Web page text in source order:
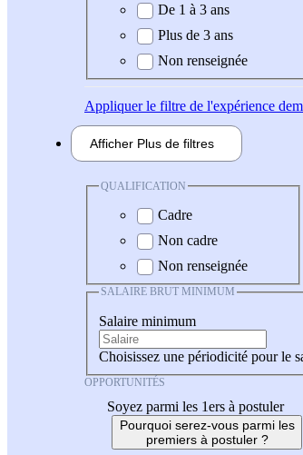
De 1 à 3 ans
Plus de 3 ans
Non renseignée
Appliquerle filtre de l'expérience
Afficher Plus de filtres
QUALIFICATION
Cadre
Non cadre
Non renseignée
SALAIRE BRUT MINIMUM
Salaire minimum
Choisissez une périodicité pour le
OPPORTUNITÉS
Soyez parmi les 1ers à postuler
Pourquoi serez-vous parmi les
premiers à postuler ?